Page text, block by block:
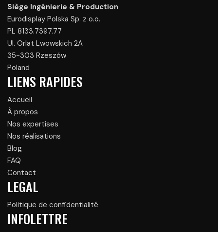
INFOLETTRE
Siège Ingénierie & Production
Eurodisplay Polska Sp. z o.o.
PL 8133.7397.77
Ul. Orlat Lwowskich 2A
35-303 Rzeszów
Poland
LIENS RAPIDES
Accueil
À propos
Nos expertises
Nos réalisations
Blog
FAQ
Contact
LEGAL
Politique de confidentialité